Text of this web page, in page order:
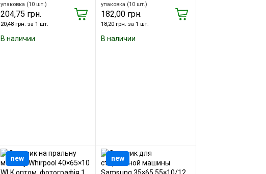
упаковка (10 шт.)
204,75 грн.
20,48 грн. за 1 шт.
В наличии
упаковка (10 шт.)
182,00 грн.
18,20 грн. за 1 шт.
В наличии
new new